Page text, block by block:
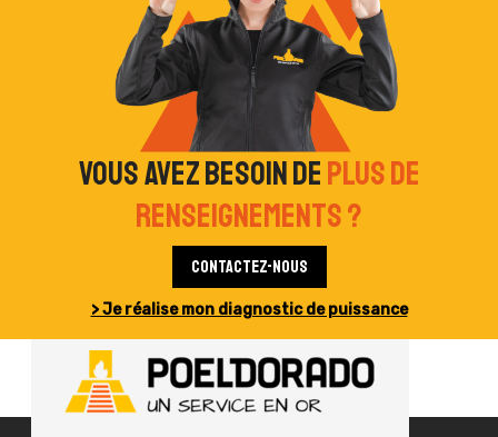
Vous avez besoin deplus de
renseignements ?
Contactez-nous
> Je réalise mon diagnostic de puissance